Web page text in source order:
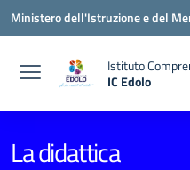
Vai ai contenuti
Vai al menu di navigazione
Vai al footer
Ministero dell'Istruzione e del
Istituto
IC Edolo
La didattica